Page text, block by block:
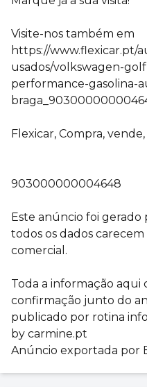
Visite-nos também em
https://www.flexicar.pt/
usados/volkswagen-
performance-gasolina-
Flexicar, Compra, vende,
903000000004648
Este anúncio foi
todos os dados
comercial.
Toda a informação aqui
confirmação junto do
publicado por rotina
by carmine.pt
Anúncio exportada por